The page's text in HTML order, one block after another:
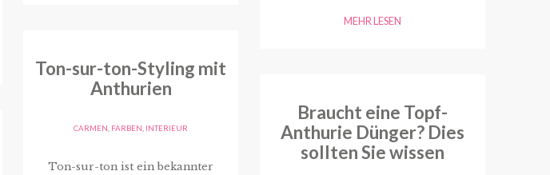
Ton-sur-ton-Styling mit
Anthurien
CARMEN FARBEN INTERIEUR
Ton-sur-ton ist ein bekannter
MEHR LESEN
Braucht eine Topf-
Anthurie Dünger? Dies
sollten Sie wissen